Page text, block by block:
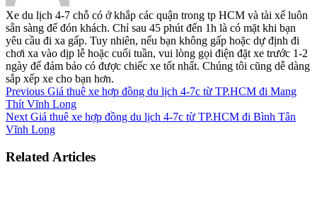
Xe du lịch 4-7 chỗ có ở khắp các quận trong tp HCM và tài xế luôn
sẵn sàng để đón khách. Chỉ sau 45 phút đến 1h là có mặt khi bạn
yêu cầu đi xa gấp. Tuy nhiên, nếu bạn không gấp hoặc dự định đi
chơi xa vào dịp lễ hoặc cuối tuần, vui lòng gọi điện đặt xe trước 1-2
ngày để đảm bảo có được chiếc xe tốt nhất. Chúng tôi cũng dễ dàng
sắp xếp xe cho bạn hơn.
Previous Giá thuê xe hợp đồng du lịch 4-7c từ TP.HCM đi Mang
Thít Vĩnh Long
Next Giá thuê xe hợp đồng du lịch 4-7c từ TP.HCM đi Bình Tân
Vĩnh Long
Related Articles